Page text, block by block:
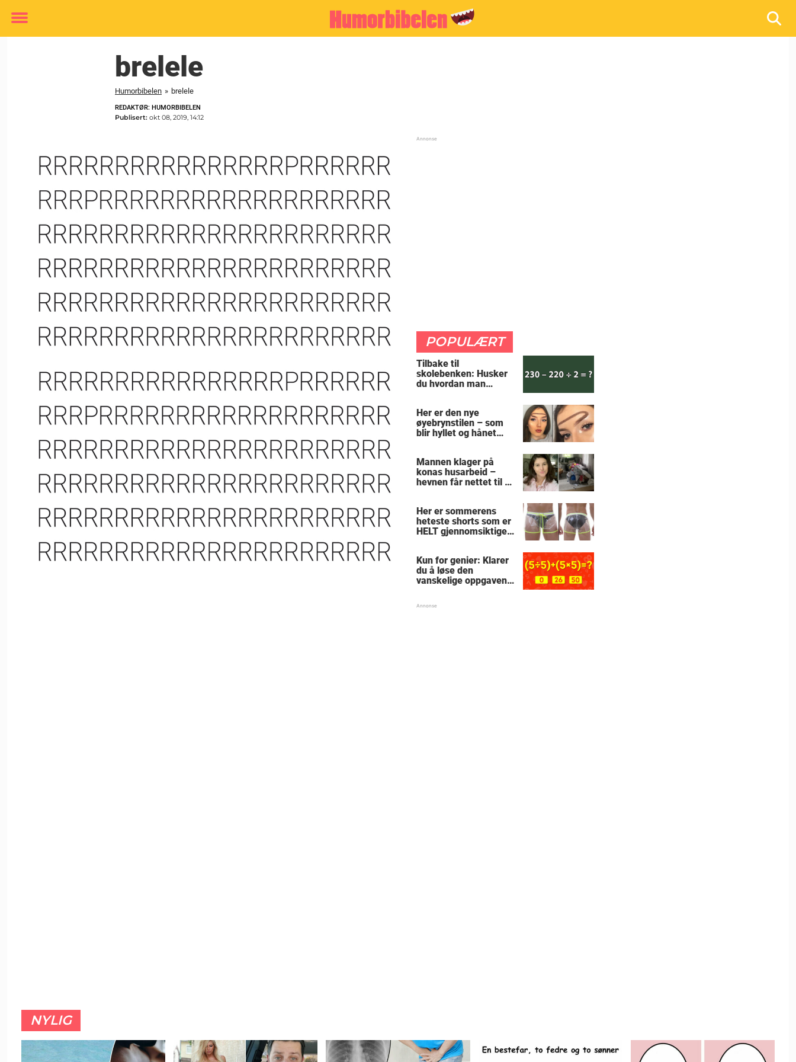
Toggle
brelele
Humorbibelen » brelele
REDAKTØR: HUMORBIBELEN
Publisert: okt 08, 2019, 14:12
POPULÆRT
Tilbake til
skolebenken: Husker
du hvordan man
Her er den nye
øyebrynstilen – som
blir hyllet og hånet
Mannen klager på
konas husarbeid –
hevnen får nettet til å
Her er sommerens
heteste shorts som er
HELT gjennomsiktige
Kun for genier: Klarer
du å løse den
vanskelige oppgaven
NYLIG